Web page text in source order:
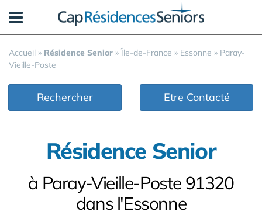
Accueil » Résidence Senior » Île-de-France » Essonne » Paray-
Vieille-Poste
Rechercher Etre Contacté
Résidence Senior
à Paray-Vieille-Poste 91320
dans l'Essonne